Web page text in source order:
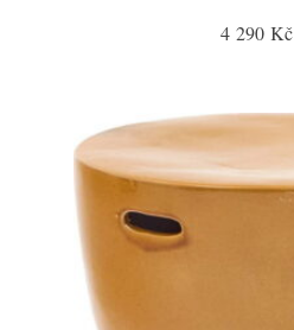
4 290 Kč